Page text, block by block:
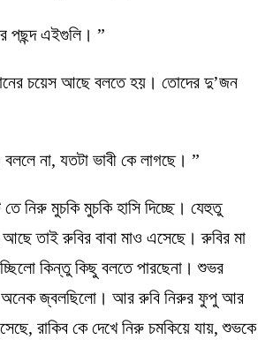
পছন্দ এইগুলি। ”
চয়েস আছে বলতে হয়। তোদের দু’জন
না, যতটা ভাবী কে লাগছে। ”
নিরু মুচকি মুচকি হাসি দিচ্ছে। যেহুতু
আছে তাই রুবির বাবা মাও এসেছে। রুবির মা
কিন্তু কিছু বলতে পারছেনা। শুভর
অনেক জ্বলছিলো। আর রুবি নিরুর ফুপু আর
রাকিব কে দেখে নিরু চমকিয়ে যায়, শুভকে